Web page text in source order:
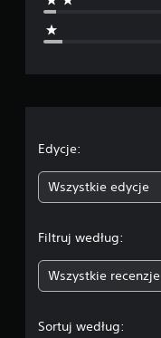
Edycje:
Wszystkie edycje
Filtruj według:
Wszystkie recenzje
Sortuj według: